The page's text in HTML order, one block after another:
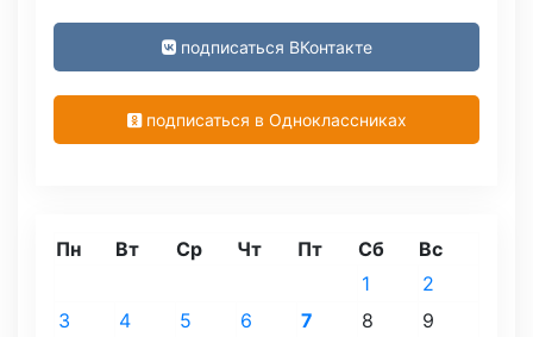
подписаться ВКонтакте
подписаться в Одноклассниках
Пн Вт Ср Чт Пт Сб Вс
1
2
3
4 5 6 7 8
9